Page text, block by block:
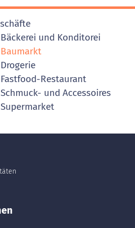
Bäckerei und Konditorei
Baumarkt
Drogerie
Fastfood-Restaurant
Schmuck- und Accessoires
Supermarket